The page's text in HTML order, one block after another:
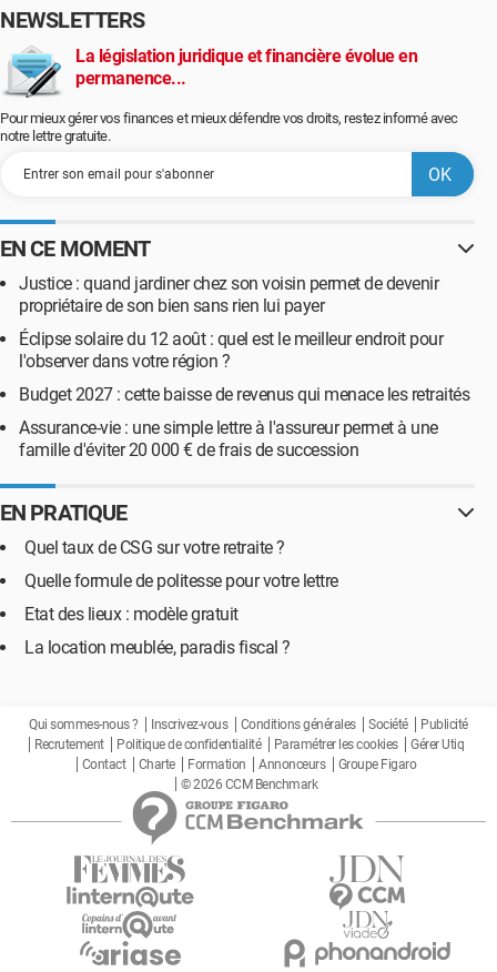
NEWSLETTERS
La législation juridique et financière évolue en
permanence...
Pour mieux gérer vos finances et mieux défendre vos droits, restez informé avec
notre lettre gratuite.
EN CE MOMENT
Justice : quand jardiner chez son voisin permet de devenir
propriétaire de son bien sans rien lui payer
Éclipse solaire du 12 août : quel est le meilleur endroit pour
l'observer dans votre région ?
Budget 2027 : cette baisse de revenus qui menace les retraités
Assurance-vie : une simple lettre à l'assureur permet à une
famille d'éviter 20 000 € de frais de succession
EN PRATIQUE
Quel taux de CSG sur votre retraite ?
Quelle formule de politesse pour votre lettre
Etat des lieux : modèle gratuit
La location meublée, paradis fiscal ?
Qui sommes-nous ? Inscrivez-vous Conditions générales Société
Publicité
Recrutement
Politique de confidentialité Paramétrer les cookies
Gérer Utiq
Contact
Charte Formation Annonceurs
Groupe Figaro
© 2026 CCM Benchmark